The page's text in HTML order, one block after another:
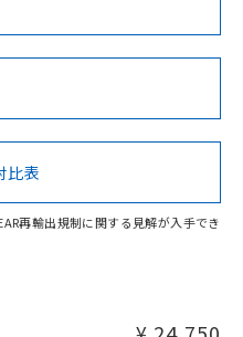
8mm以上、m: 66mm以
D: 16mm以上、m: 66mm
Cd Cr(VI)
性があります。
No No
規格認証/適合状況ページへ
ページからご検索ください
比表
再輸出規制に関する見解が入手でき